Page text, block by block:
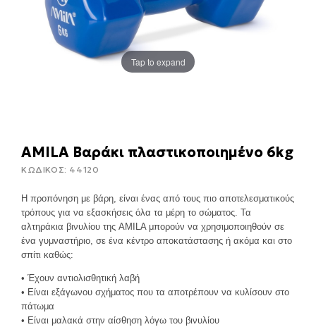
Tap to expand
AMILA Βαράκι πλαστικοποιημένο 6kg
ΚΩΔΙΚΟΣ: 44120
Η προπόνηση με βάρη, είναι ένας από τους πιο αποτελεσματικούς
τρόπους για να εξασκήσεις όλα τα μέρη το σώματος. Τα
αλτηράκια βινυλίου της AMILA μπορούν να χρησιμοποιηθούν σε
ένα γυμναστήριο, σε ένα κέντρο αποκατάστασης ή ακόμα και στο
σπίτι καθώς:
• Έχουν αντιολισθητική λαβή
• Είναι εξάγωνου σχήματος που τα αποτρέπουν να κυλίσουν στο
πάτωμα
• Είναι μαλακά στην αίσθηση λόγω του βινυλίου